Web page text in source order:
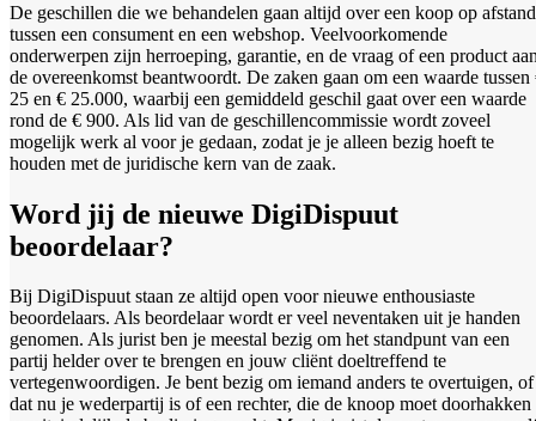
De geschillen die we behandelen gaan altijd over een koop op afstand
tussen een consument en een webshop. Veelvoorkomende
onderwerpen zijn herroeping, garantie, en de vraag of een product
de overeenkomst beantwoordt. De zaken gaan om een waarde tussen
25 en € 25.000, waarbij een gemiddeld geschil gaat over een waarde
rond de € 900. Als lid van de geschillencommissie wordt zoveel
mogelijk werk al voor je gedaan, zodat je je alleen bezig hoeft te
houden met de juridische kern van de zaak.
Word jij de nieuwe DigiDispuut
beoordelaar?
Bij DigiDispuut staan ze altijd open voor nieuwe enthousiaste
beoordelaars. Als beordelaar wordt er veel neventaken uit je handen
genomen. Als jurist ben je meestal bezig om het standpunt van een
partij helder over te brengen en jouw cliënt doeltreffend te
vertegenwoordigen. Je bent bezig om iemand anders te overtuigen, of
dat nu je wederpartij is of een rechter, die de knoop moet doorhakken